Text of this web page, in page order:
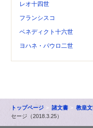
レオ十四世
フランシスコ
ベネディクト十六世
ヨハネ・パウロ二世
トップページ 諸文書 教皇
セージ（2018.3.25）